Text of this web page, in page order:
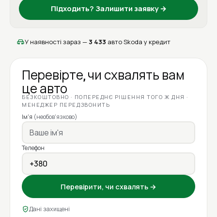
Підходить? Залишити заявку →
У наявності зараз — 3 433 авто Skoda у кредит
Перевірте, чи схвалять вам
це авто
БЕЗКОШТОВНО · ПОПЕРЕДНЄ РІШЕННЯ ТОГО Ж ДНЯ ·
МЕНЕДЖЕР ПЕРЕДЗВОНИТЬ
Ім'я (необов'язково)
Телефон
Перевірити, чи схвалять →
Дані захищені